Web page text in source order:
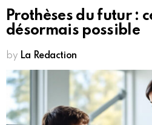
Prothèses du futur :
désormais possible
by La Redaction